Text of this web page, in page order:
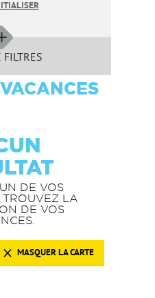
FILTRES
DE VOS
TROUVEZ LA
DE VOS
MASQUER LA CARTE